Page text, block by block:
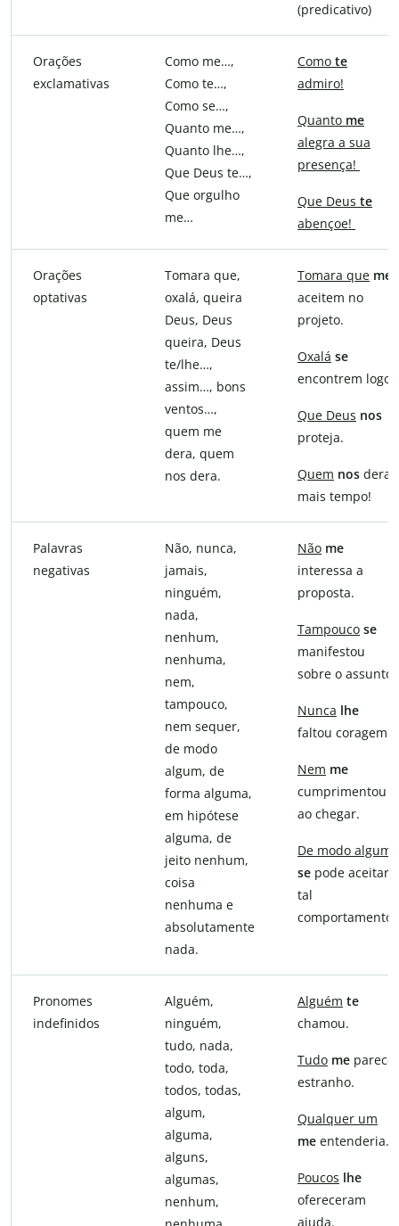
(predicativo)
Orações
exclamativas
Como me…,
Como te…,
Como se…,
Quanto me…,
Quanto lhe…,
Que Deus te…,
Que orgulho
me…
Como te
admiro!
Quanto me
alegra a sua
presença!
Que Deus te
abençoe!
Orações
optativas
Tomara que,
oxalá, queira
Deus, Deus
queira, Deus
te/lhe…,
assim…, bons
ventos…,
quem me
dera, quem
nos dera.
Tomara que me
aceitem no
projeto.
Oxalá se
encontrem logo.
Que Deus nos
proteja.
Quem nos dera
mais tempo!
Palavras
negativas
Não, nunca,
jamais,
ninguém,
nada,
nenhum,
nenhuma,
nem,
tampouco,
nem sequer,
de modo
algum, de
forma alguma,
em hipótese
alguma, de
jeito nenhum,
coisa
nenhuma e
absolutamente
nada.
Não me
interessa a
proposta.
Tampouco se
manifestou
sobre o assunto.
Nunca lhe
faltou coragem.
Nem me
cumprimentou
ao chegar.
De modo algum
se pode aceitar
tal
comportamento.
Pronomes
indefinidos
Alguém,
ninguém,
tudo, nada,
todo, toda,
todos, todas,
algum,
alguma,
alguns,
algumas,
nenhum,
Alguém te
chamou.
Tudo me parece
estranho.
Qualquer um
me entenderia.
Poucos lhe
ofereceram
ajuda.